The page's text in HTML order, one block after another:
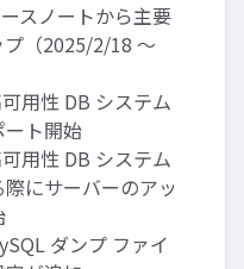
スノートから主要
プ（2025/2/18 ～
用性 DB システム
ト開始
用性 DB システム
にサーバーのアッ
ダンプ ファイ